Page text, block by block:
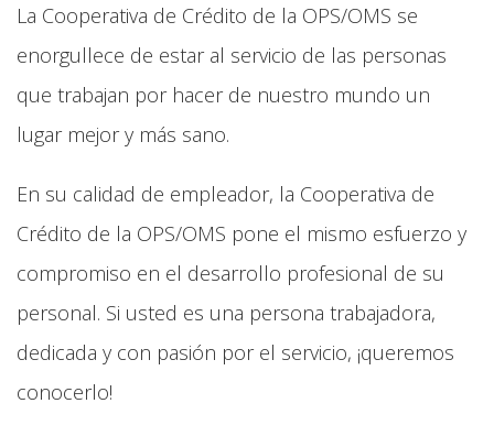
La Cooperativa de Crédito de la OPS/OMS se
enorgullece de estar al servicio de las personas
que trabajan por hacer de nuestro mundo un
lugar mejor y más sano.
En su calidad de empleador, la Cooperativa de
Crédito de la OPS/OMS pone el mismo esfuerzo y
compromiso en el desarrollo profesional de su
personal. Si usted es una persona trabajadora,
dedicada y con pasión por el servicio, ¡queremos
conocerlo!